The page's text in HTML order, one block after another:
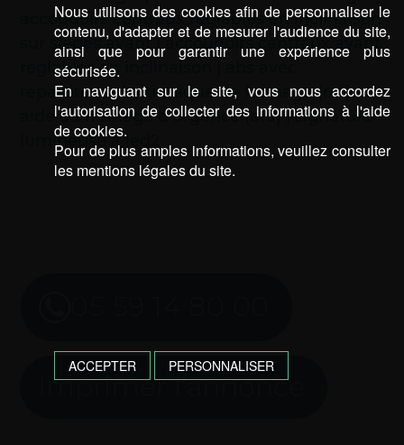
accoudoirs centraux reglables en inclinaison
sur sieges avant | accoudoirs centraux avant
reglables en inclinaison | abs avec
repartiteur electronique de freinage (ref) et
aide au freinage d'urgence (afu) | signature
lumineuse a led2
Imprimer l’annonce
Nous utilisons des cookies afin de personnaliser le
contenu, d'adapter et de mesurer l'audience du site,
ainsi que pour garantir une expérience plus
sécurisée.
En naviguant sur le site, vous nous accordez
l'autorisation de collecter des informations à l'aide
de cookies.
Pour de plus amples informations, veuillez consulter
les mentions légales du site.
ACCEPTER PERSONNALISER